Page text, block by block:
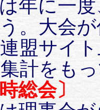
年に一度
。大会
盟サイ
計をも
総会〕